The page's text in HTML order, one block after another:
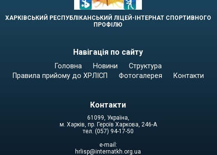
ХАРКІВСЬКИЙ РЕСПУБЛІКАНСЬКИЙ ЛІЦЕЙ-ІНТЕРНАТ СПОРТИВНОГО
ПРОФІЛЮ
Навігація по сайту
Головна Новини
Структура
Правила прийому до ХРЛІСП
Фотогалерея Контакти
Контакти
61099, Україна,
м. Харків, пр. Героїв Харкова, 246-А
тел. (057) 94-17-50
e-mail:
hrlisp@internatkh.org.ua